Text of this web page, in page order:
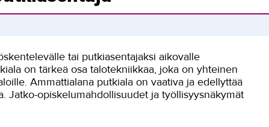
tai putkiasentajaksi aikovalle
on tärkeä osa talotekniikkaa, joka on yhteinen
Ammattialana putkiala on vaativa ja edellyttää
Jatko-opiskelumahdollisuudet ja työllisyysnäkymät